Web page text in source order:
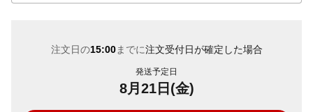
注文日の15:00までに注文受付日が確定した場合
発送予定日
8月21日(金)